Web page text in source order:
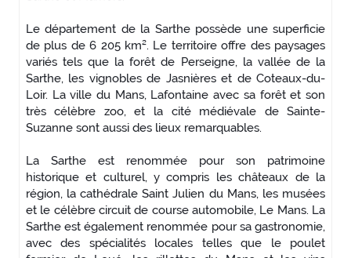
Le département de la Sarthe possède une superficie
de plus de 6 205 km². Le territoire offre des paysages
variés tels que la forêt de Perseigne, la vallée de la
Sarthe, les vignobles de Jasnières et de Coteaux-du-
Loir. La ville du Mans, Lafontaine avec sa forêt et son
très célèbre zoo, et la cité médiévale de Sainte-
Suzanne sont aussi des lieux remarquables.
La Sarthe est renommée pour son patrimoine
historique et culturel, y compris les châteaux de la
région, la cathédrale Saint Julien du Mans, les musées
et le célèbre circuit de course automobile, Le Mans. La
Sarthe est également renommée pour sa gastronomie,
avec des spécialités locales telles que le poulet